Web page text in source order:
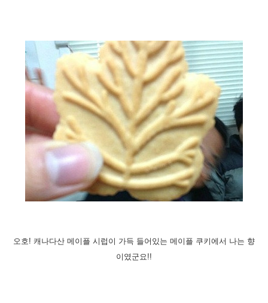
오호! 캐나다산 메이플 시럽이 가득 들어있는 메이플 쿠키에서 나는 향
이였군요!!